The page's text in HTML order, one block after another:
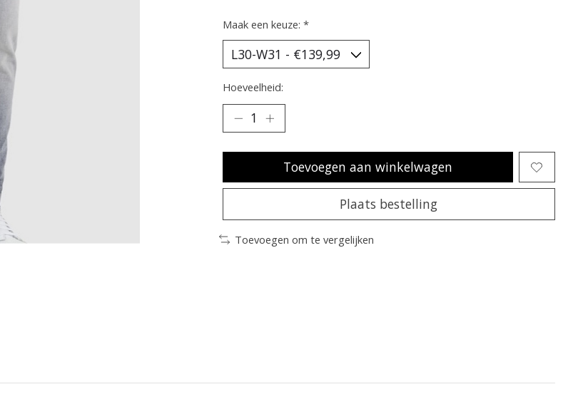
Maak een keuze: *
Hoeveelheid:
Toevoegen aan winkelwagen
Plaats bestelling
Toevoegen om te vergelijken